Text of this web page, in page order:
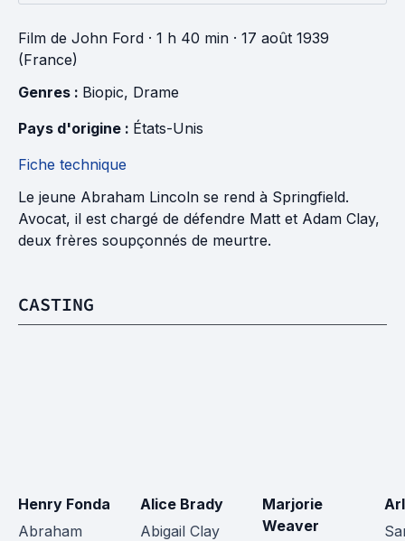
Film de John Ford · 1 h 40 min · 17 août 1939
(France)
Genres : Biopic, Drame
Pays d'origine : États-Unis
Fiche technique
Le jeune Abraham Lincoln se rend à Springfield.
Avocat, il est chargé de défendre Matt et Adam Clay,
deux frères soupçonnés de meurtre.
CASTING
Henry Fonda
Abraham
Alice Brady
Abigail Clay
Marjorie
Weaver